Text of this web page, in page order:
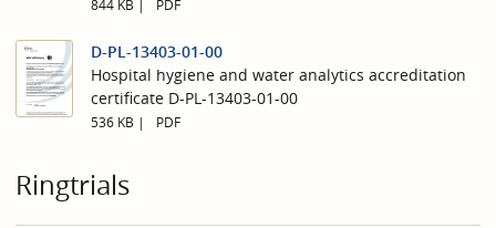
844 KB PDF
D-PL-13403-01-00
Hospital hygiene and water analytics accreditation
certificate D-PL-13403-01-00
536 KB PDF
Ringtrials